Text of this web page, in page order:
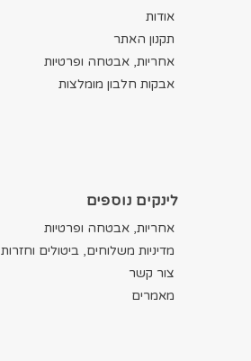
אודות
תקנון האתר
אחריות, אבטחה ופרטיות
אבקות חלבון מומלצות
לינקים נוספים
אחריות, אבטחה ופרטיות
מדיניות משלוחים, ביטולים וחזרות
צור קשר
מאמרים